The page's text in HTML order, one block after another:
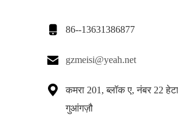
 86--13631386877
 gzmeisi@yeah.net

कमरा 201, ब्लॉक ए, नंबर 22
गुआंगज़ौ